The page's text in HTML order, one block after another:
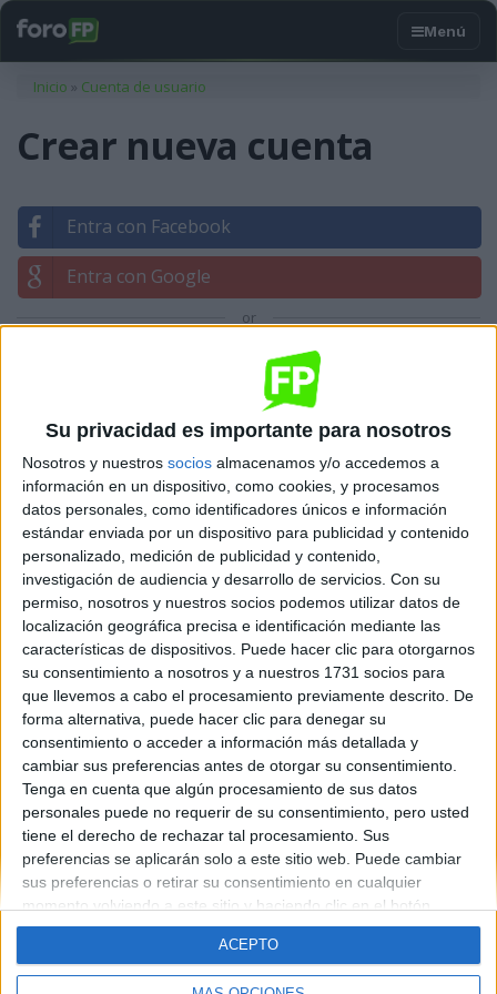
Su privacidad es importante para nosotros
Nosotros y nuestros socios almacenamos y/o accedemos a
información en un dispositivo, como cookies, y procesamos
datos personales, como identificadores únicos e información
estándar enviada por un dispositivo para publicidad y contenido
personalizado, medición de publicidad y contenido,
investigación de audiencia y desarrollo de servicios. Con su
permiso, nosotros y nuestros socios podemos utilizar datos de
localización geográfica precisa e identificación mediante las
características de dispositivos. Puede hacer clic para otorgarnos
su consentimiento a nosotros y a nuestros 1731 socios para
que llevemos a cabo el procesamiento previamente descrito. De
forma alternativa, puede hacer clic para denegar su
consentimiento o acceder a información más detallada y
cambiar sus preferencias antes de otorgar su consentimiento.
Tenga en cuenta que algún procesamiento de sus datos
personales puede no requerir de su consentimiento, pero usted
tiene el derecho de rechazar tal procesamiento. Sus
preferencias se aplicarán solo a este sitio web. Puede cambiar
sus preferencias o retirar su consentimiento en cualquier
momento volviendo a este sitio y haciendo clic en el botón
"Privacidad" en la parte inferior de la página web.
ACEPTO
Usted está aquí
Inicio » Cuenta de usuario
Crear nueva cuenta
Entra con Facebook
Entra con Google
or
Contáctanos
Dirección: Diego de León 47, 28006 Madrid
Phone: +34 91 593 2767
Email: info@forofp.es
Información legal
Política de privacidad
Condiciones generales de contratación
Política de cookies
© Compás Mediterráneo SL. Todos los derechos reservados.